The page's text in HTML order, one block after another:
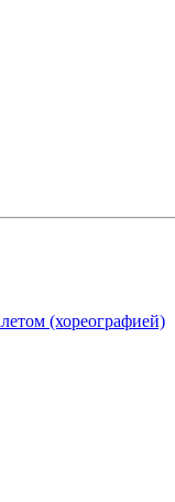
(хореографией)